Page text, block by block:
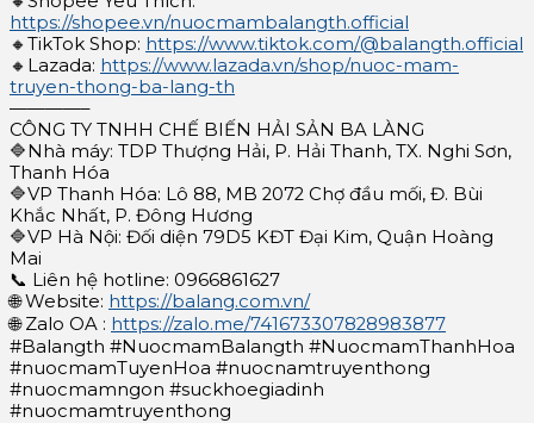
https://shopee.vn/nuocmambalangth.official
🔸TikTok Shop: https://www.tiktok.com/@balangth.official
🔸Lazada: https://www.lazada.vn/shop/nuoc-mam-
truyen-thong-ba-lang-th
————–
CÔNG TY TNHH CHẾ BIẾN HẢI SẢN BA LÀNG
🔷Nhà máy: TDP Thượng Hải, P. Hải Thanh, TX. Nghi Sơn,
Thanh Hóa
🔷VP Thanh Hóa: Lô 88, MB 2072 Chợ đầu mối, Đ. Bùi
Khắc Nhất, P. Đông Hương
🔷VP Hà Nội: Đối diện 79D5 KĐT Đại Kim, Quận Hoàng
Mai
📞 Liên hệ hotline: 0966861627
🌐 Website: https://balang.com.vn/
🌐 Zalo OA : https://zalo.me/741673307828983877
#Balangth #NuocmamBalangth #NuocmamThanhHoa
#nuocmamTuyenHoa #nuocnamtruyenthong
#nuocmamngon #suckhoegiadinh
#nuocmamtruyenthong